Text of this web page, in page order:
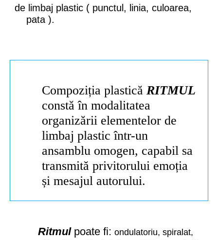
de limbaj plastic ( punctul, linia, culoarea,
pata ).
Compoziția plastică RITMUL
constă în modalitatea
organizării elementelor de
limbaj plastic într-un
ansamblu omogen, capabil sa
transmită privitorului emoția
și mesajul autorului.
Ritmulpoate fi: ondulatoriu, spiralat,